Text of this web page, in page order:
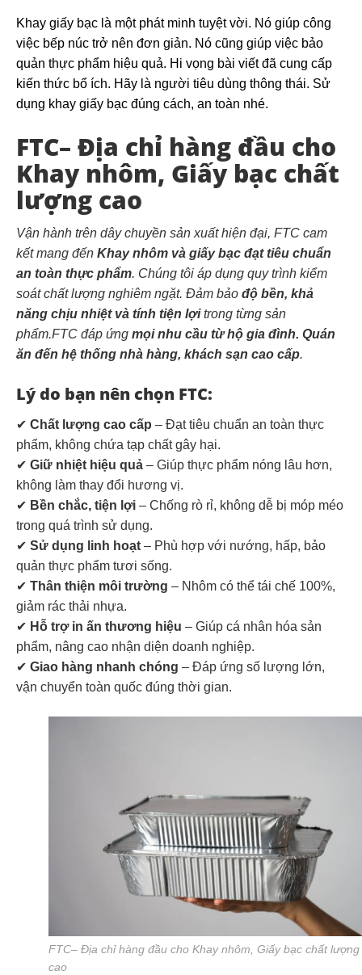
Khay giấy bạc là một phát minh tuyệt vời. Nó giúp công
việc bếp núc trở nên đơn giản. Nó cũng giúp việc bảo
quản thực phẩm hiệu quả. Hi vọng bài viết đã cung cấp
kiến thức bổ ích. Hãy là người tiêu dùng thông thái. Sử
dụng khay giấy bạc đúng cách, an toàn nhé.
FTC– Địa chỉ hàng đầu cho
Khay nhôm, Giấy bạc chất
lượng cao
Vận hành trên dây chuyền sản xuất hiện đại, FTC cam
kết mang đến Khay nhôm và giấy bạc đạt tiêu chuẩn
an toàn thực phẩm. Chúng tôi áp dụng quy trình kiểm
soát chất lượng nghiêm ngặt. Đảm bảo độ bền, khả
năng chịu nhiệt và tính tiện lợitrong từng sản
phẩm.FTC đáp ứng mọi nhu cầu từ hộ gia đình. Quán
ăn đến hệ thống nhà hàng, khách sạn cao cấp.
Lý do bạn nên chọn FTC:
✔ Chất lượng cao cấp – Đạt tiêu chuẩn an toàn thực
phẩm, không chứa tạp chất gây hại.
✔ Giữ nhiệt hiệu quả – Giúp thực phẩm nóng lâu hơn,
không làm thay đổi hương vị.
✔ Bền chắc, tiện lợi – Chống rò rỉ, không dễ bị móp méo
trong quá trình sử dụng.
✔ Sử dụng linh hoạt – Phù hợp với nướng, hấp, bảo
quản thực phẩm tươi sống.
✔ Thân thiện môi trường – Nhôm có thể tái chế 100%,
giảm rác thải nhựa.
✔ Hỗ trợ in ấn thương hiệu – Giúp cá nhân hóa sản
phẩm, nâng cao nhận diện doanh nghiệp.
✔ Giao hàng nhanh chóng – Đáp ứng số lượng lớn,
vận chuyển toàn quốc đúng thời gian.
FTC– Địa chỉ hàng đầu cho Khay nhôm, Giấy bạc chất lượng
cao